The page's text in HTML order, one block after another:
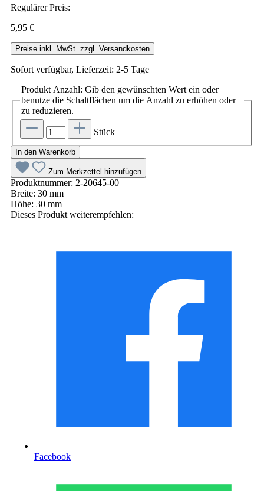
Regulärer Preis:
5,95 €
Preise inkl. MwSt. zzgl. Versandkosten
Sofort verfügbar, Lieferzeit: 2-5 Tage
Produkt Anzahl: Gib den gewünschten Wert ein oder
benutze die Schaltflächen um die Anzahl zu erhöhen oder
zu reduzieren.
Stück
In den Warenkorb
Zum Merkzettel hinzufügen
Produktnummer: 2-20645-00
Breite: 30 mm
Höhe: 30 mm
Dieses Produkt weiterempfehlen:
Facebook